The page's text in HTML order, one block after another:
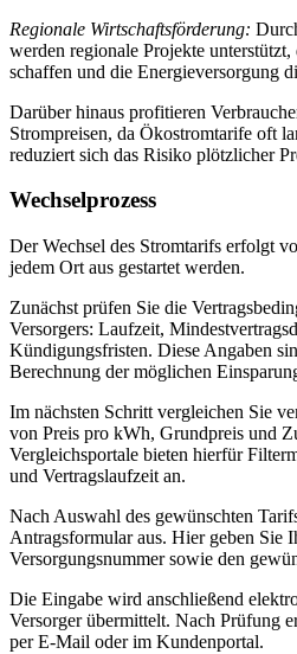
Regionale Wirtschaftsförderung:
werden regionale Projekte
schaffen und die Energieversorgung
Darüber hinaus profitieren
Strompreisen, da Ökostromtarife oft
reduziert sich das Risiko plötzlicher
Wechselprozess
Der Wechsel des Stromtarifs erfolgt
jedem Ort aus gestartet werden.
Zunächst prüfen Sie die
Versorgers: Laufzeit,
Kündigungsfristen. Diese Angaben
Berechnung der möglichen
Im nächsten Schritt vergleichen Sie
von Preis pro kWh, Grundpreis und
Vergleichsportale bieten hierfür
und Vertragslaufzeit an.
Nach Auswahl des gewünschten
Antragsformular aus. Hier geben Sie
Versorgungsnummer sowie den
Die Eingabe wird anschließend
Versorger übermittelt. Nach Prüfung
per E‑Mail oder im Kundenportal.